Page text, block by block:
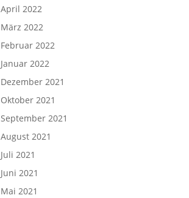
April 2022
März 2022
Februar 2022
Januar 2022
Dezember 2021
Oktober 2021
September 2021
August 2021
Juli 2021
Juni 2021
Mai 2021